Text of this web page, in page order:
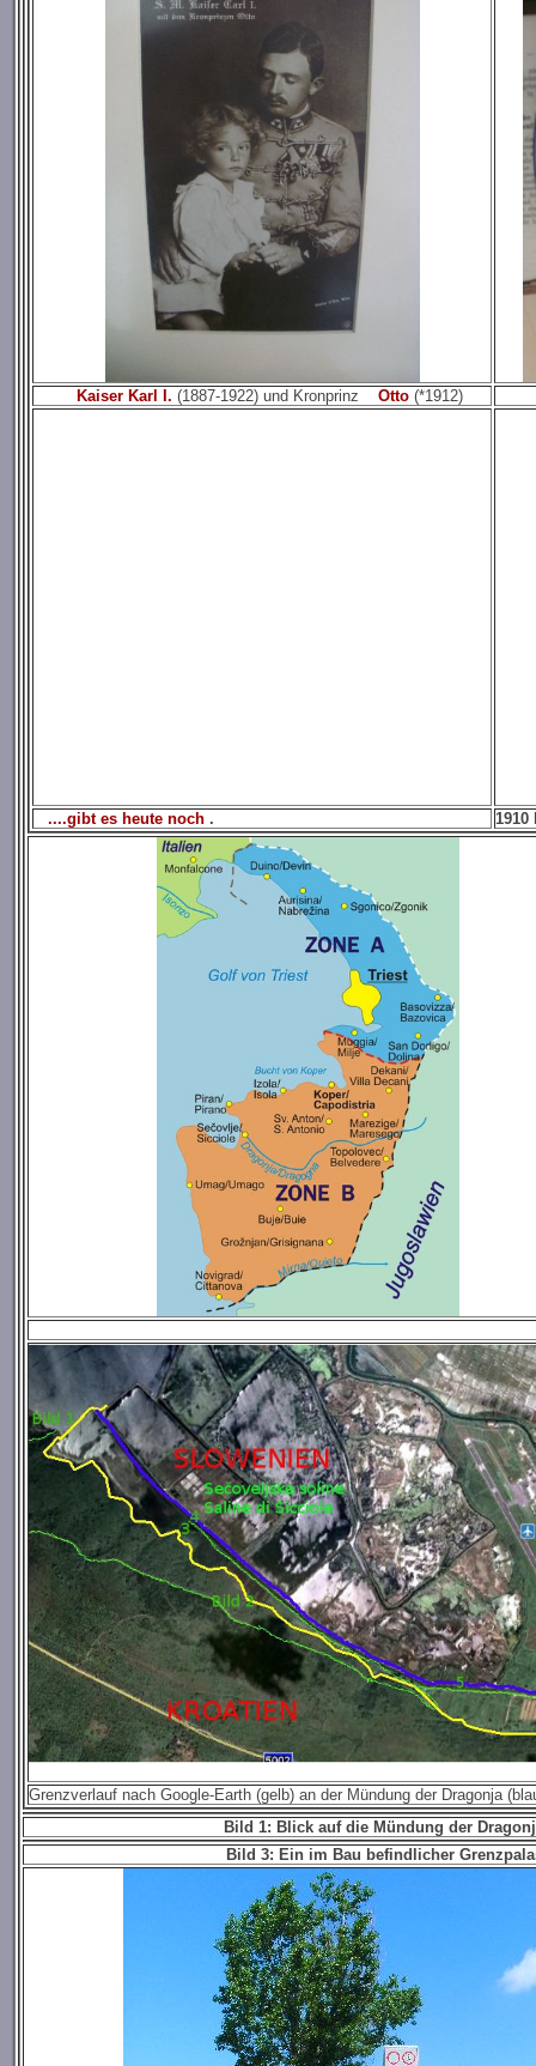
Kaiser Karl I. (1887-1922) und Kronprinz Otto (*1912)
....gibt es heute noch .
Grenzverlauf nach Google-Earth (gelb) an der Mündung der Dragonja
Bild 1: Blick auf die Mündung der
Bild 3: Ein im Bau befindlicher